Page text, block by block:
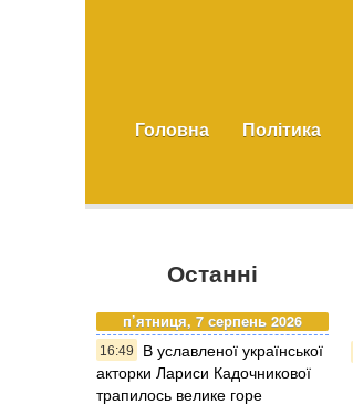
Головна Політика
Останні
п’ятниця, 7 серпень 2026
16:49
В уславленої української
акторки Лариси Кадочникової
трапилось велике горе